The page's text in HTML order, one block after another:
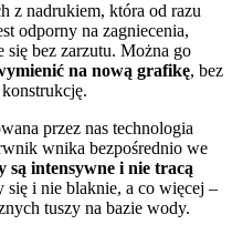
z nadrukiem, która od razu
odporny na zagniecenia,
się bez zarzutu. Można go
na nową grafikę, bez
przez nas technologia
wnika bezpośrednio we
są intensywne i nie tracą
się i nie blaknie, a co więcej –
tuszy na bazie wody.